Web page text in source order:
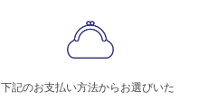
下記のお支払い方法からお選びいた